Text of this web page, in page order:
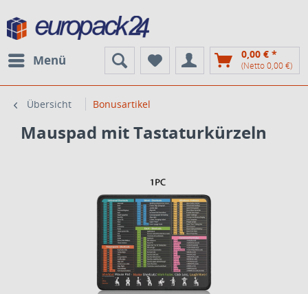
Menü 0,00 € *
(Netto 0,00 €)
Übersicht Bonusartikel
Mauspad mit Tastaturkürzeln